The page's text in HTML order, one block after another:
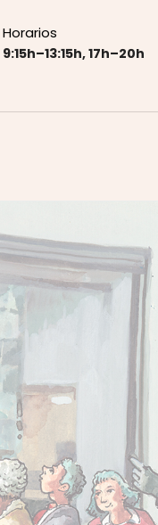
Horarios
9:15h–13:15h, 17h–20h